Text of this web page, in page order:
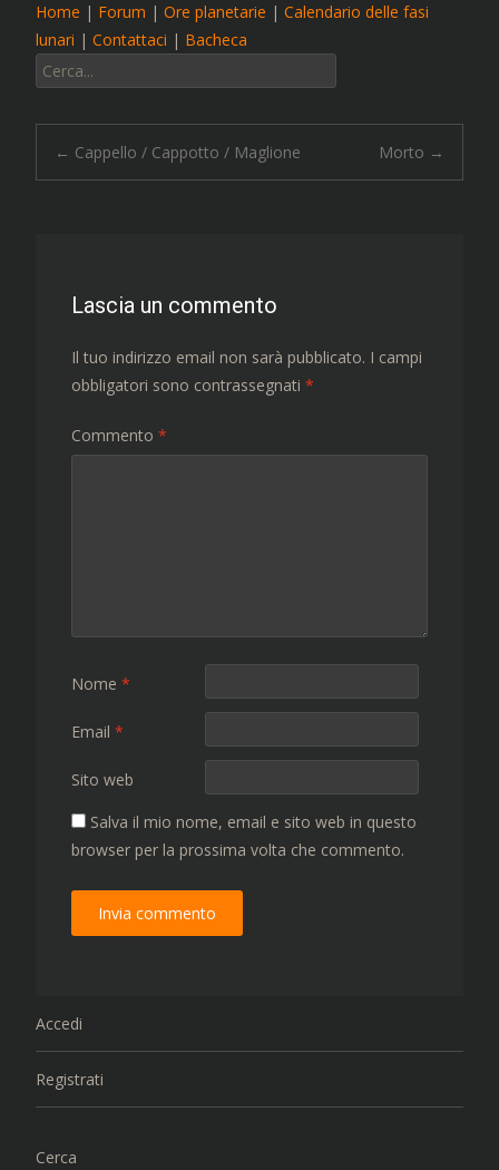
Home | Forum | Ore planetarie | Calendario delle fasi
lunari | Contattaci | Bacheca
Cerca:
Navigazione
← Cappello / Cappotto / Maglione Morto →
Lascia un commento
Il tuo indirizzo email non sarà pubblicato. I campi
obbligatori sono contrassegnati *
Commento *
Nome *
Email *
Sito web
Salva il mio nome, email e sito web in questo
browser per la prossima volta che commento.
Accedi
Registrati
Cerca